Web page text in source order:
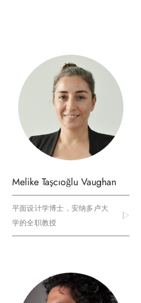
Melike Taşcıoğlu Vaughan
平面设计学博士，安纳多卢大
学的全职教授